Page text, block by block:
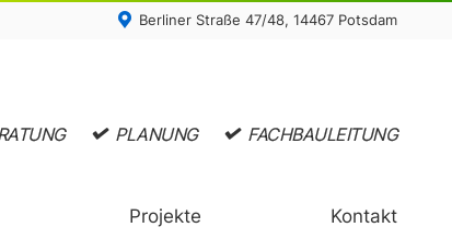
Berliner Straße 47/48, 14467 Potsdam
Projekte Kontakt